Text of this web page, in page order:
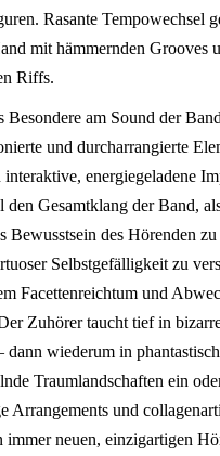
Rasante Tempowechsel
mit hämmernden Grooves
Riffs.
Besondere am Sound der
und durcharrangierte
energiegeladene
den Gesamtklang der Band,
Bewusstsein des Hörenden
Selbstgefälligkeit zu
Facettenreichtum und
Zuhörer taucht tief in
dann wiederum in
Traumlandschaften ein
Arrangements und
immer neuen, einzigartigen